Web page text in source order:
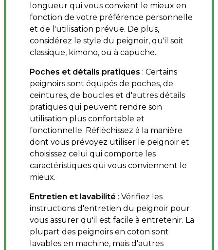
longueur qui vous convient le mieux en
fonction de votre préférence personnelle
et de l'utilisation prévue. De plus,
considérez le style du peignoir, qu'il soit
classique, kimono, ou à capuche.
Poches et détails pratiques : Certains
peignoirs sont équipés de poches, de
ceintures, de boucles et d'autres détails
pratiques qui peuvent rendre son
utilisation plus confortable et
fonctionnelle. Réfléchissez à la manière
dont vous prévoyez utiliser le peignoir et
choisissez celui qui comporte les
caractéristiques qui vous conviennent le
mieux.
Entretien et lavabilité : Vérifiez les
instructions d'entretien du peignoir pour
vous assurer qu'il est facile à entretenir. La
plupart des peignoirs en coton sont
lavables en machine, mais d'autres